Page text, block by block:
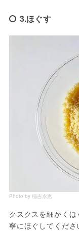
3.ほぐす
Photo by 稲吉永恵
クスクスを細かく
寧にほぐしてくだ